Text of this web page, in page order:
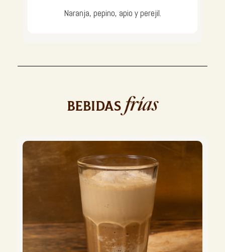
Naranja, pepino, apio y perejil.